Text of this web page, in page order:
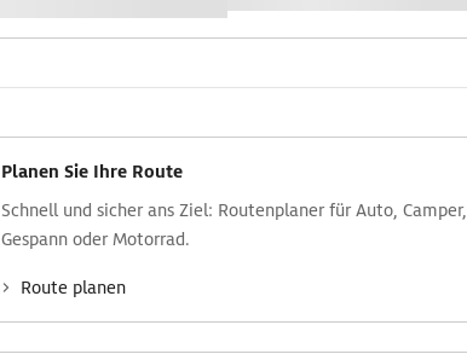
Planen Sie Ihre Route
Schnell und sicher ans Ziel: Routen­planer für Auto, Camper,
Gespann oder Motorrad.
Route planen